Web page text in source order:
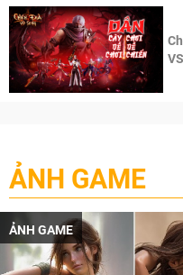
ẢNH GAME
ẢNH GAME